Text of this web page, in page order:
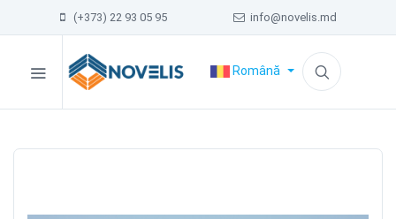
(+373) 22 93 05 95 info@novelis.md
Română